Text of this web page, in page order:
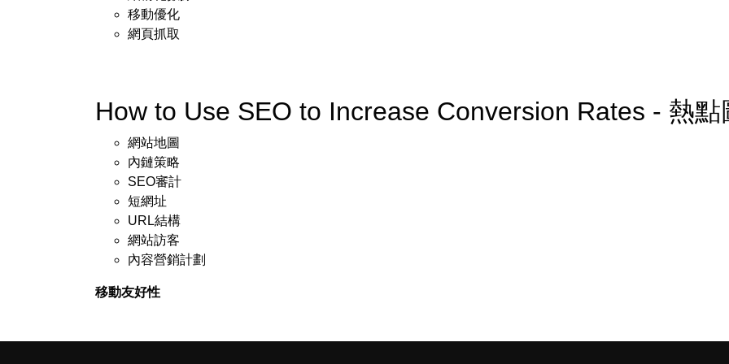
移動優化
網頁抓取
How to Use SEO to Increase Conversion Rates - 熱點
網站地圖
內鏈策略
SEO審計
短網址
URL結構
網站訪客
內容營銷計劃
移動友好性